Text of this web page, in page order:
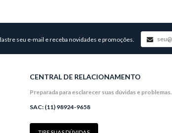
seu e-mail e receba novidades e promoções.
CENTRAL DE RELACIONAMENTO
Preparada para esclarecer suas dúvidas e problemas.
SAC: (11) 98924-9658